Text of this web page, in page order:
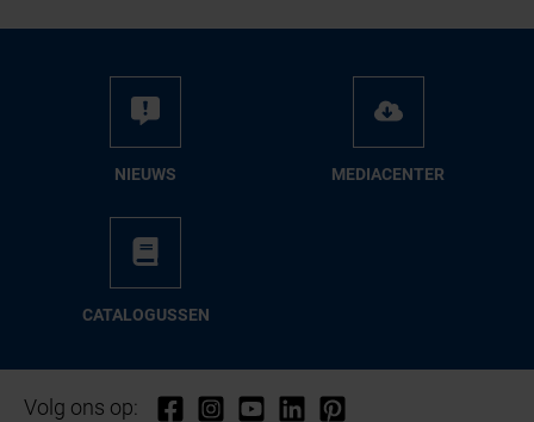
NIEUWS ME­DIA­CEN­TER
CA­TA­LO­GUS­SEN
Volg ons op: